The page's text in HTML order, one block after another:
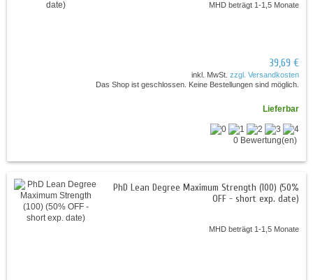
MHD beträgt 1-1,5 Monate
39,69 €
inkl. MwSt. zzgl. Versandkosten
Das Shop ist geschlossen. Keine Bestellungen sind möglich.
Lieferbar
0 Bewertung(en)
PhD Lean Degree Maximum Strength (100) (50%
OFF - short exp. date)
MHD beträgt 1-1,5 Monate